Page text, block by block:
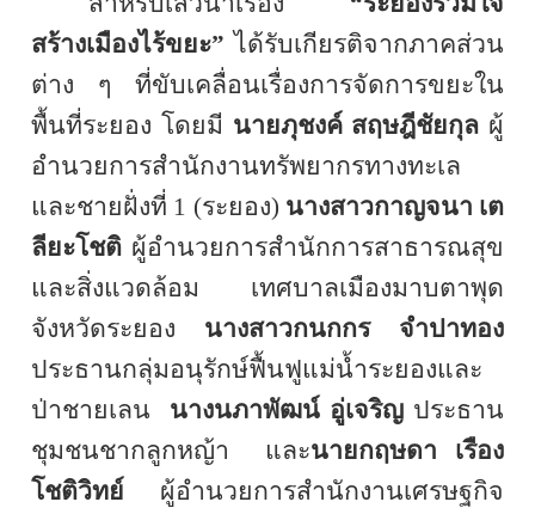
สร้างเมืองไร้ขยะ” ได้รับเกียรติจากภาคส่วน
ต่าง ๆ ที่ขับเคลื่อนเรื่องการจัดการขยะใน
พื้นที่ระยอง โดยมี นายภุชงค์ สฤษฎีชัยกุล ผู้
อำนวยการสำนักงานทรัพยากรทางทะเล
และชายฝั่งที่ 1 (ระยอง) นางสาวกาญจนา เต
ลียะโชติ ผู้อำนวยการสำนักการสาธารณสุข
และสิ่งแวดล้อม เทศบาลเมืองมาบตาพุด
จังหวัดระยอง นางสาวกนกกร จำปาทอง
ประธานกลุ่มอนุรักษ์ฟื้นฟูแม่น้ำระยองและ
ป่าชายเลน
นางนภาพัฒน์ อู่เจริญ ประธาน
ชุมชนชากลูกหญ้า
และนายกฤษดา เรือง
โชติวิทย์ ผู้อำนวยการสำนักงานเศรษฐกิจ